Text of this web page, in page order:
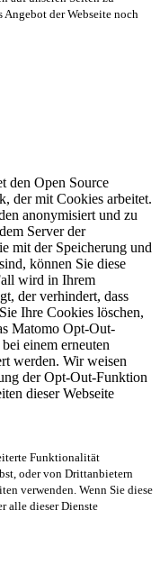
Angebot der Webseite noch
den Open Source
der mit Cookies arbeitet.
anonymisiert und zu
Server der
mit der Speicherung und
können Sie diese
wird in Ihrem
der verhindert, dass
Ihre Cookies löschen,
Matomo Opt-Out-
einem erneuten
werden. Wir weisen
der Opt-Out-Funktion
dieser Webseite
Funktionalität
oder von Drittanbietern
verwenden. Wenn Sie diese
alle dieser Dienste